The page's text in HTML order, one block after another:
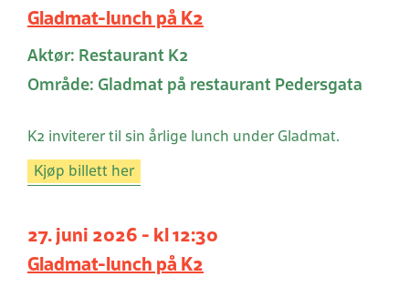
Gladmat-lunch på K2
Aktør: Restaurant K2
Område: Gladmat på restaurant Pedersgata
K2 inviterer til sin årlige lunch under Gladmat.
Kjøp billett her
27. juni 2026 - kl 12:30
Gladmat-lunch på K2